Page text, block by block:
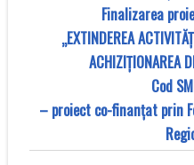
Finalizarea
„EXTINDEREA
ACHIZIȚIONAREA
Cod
– proiect co-finanţat prin